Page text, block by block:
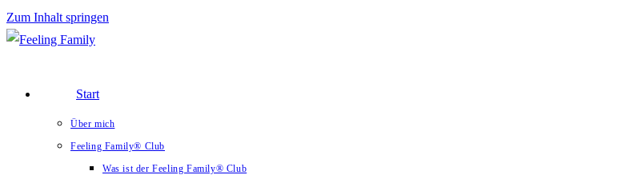
Zum Inhalt springen
Start
Über mich
Feeling Family® Club
Was ist der Feeling Family® Club